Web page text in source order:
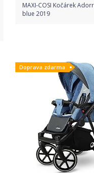
MAXI-COSI Kočárek
blue 2019
Doprava zdarma